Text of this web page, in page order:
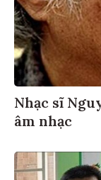
Nhạc sĩ
âm nhạc